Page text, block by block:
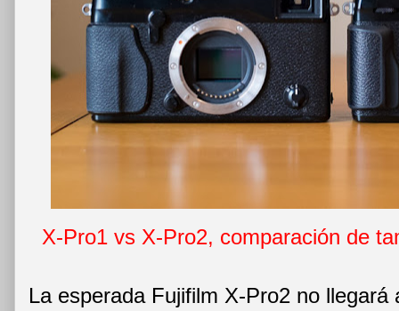
X-Pro1 vs X-Pro2, comparación de
La esperada Fujifilm X-Pro2 no llegará